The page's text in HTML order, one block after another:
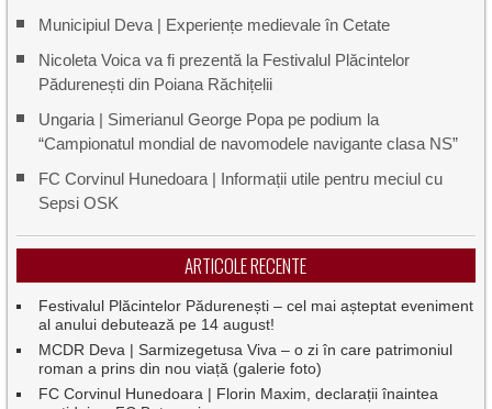
Municipiul Deva | Experiențe medievale în Cetate
Nicoleta Voica va fi prezentă la Festivalul Plăcintelor
Pădurenești din Poiana Răchițelii
Ungaria | Simerianul George Popa pe podium la
“Campionatul mondial de navomodele navigante clasa NS”
FC Corvinul Hunedoara | Informații utile pentru meciul cu
Sepsi OSK
ARTICOLE RECENTE
Festivalul Plăcintelor Pădurenești – cel mai așteptat eveniment
al anului debutează pe 14 august!
MCDR Deva | Sarmizegetusa Viva – o zi în care patrimoniul
roman a prins din nou viață (galerie foto)
FC Corvinul Hunedoara | Florin Maxim, declarații înaintea